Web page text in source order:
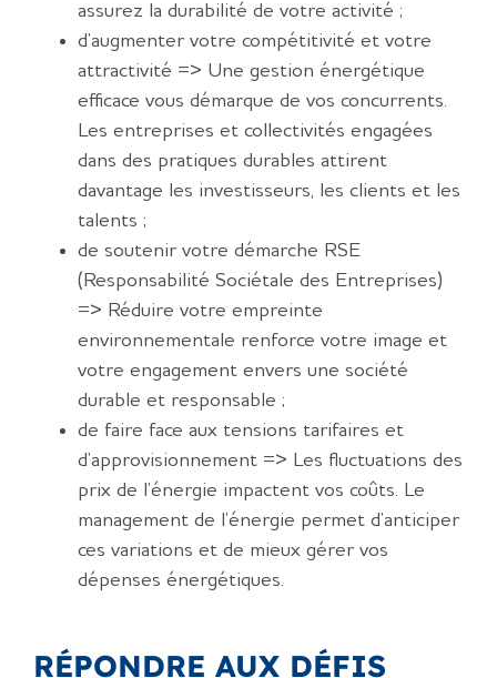
assurez la durabilité de votre activité ;
d’augmenter votre compétitivité et votre
attractivité => Une gestion énergétique
efficace vous démarque de vos concurrents.
Les entreprises et collectivités engagées
dans des pratiques durables attirent
davantage les investisseurs, les clients et les
talents ;
de soutenir votre démarche RSE
(Responsabilité Sociétale des Entreprises)
=> Réduire votre empreinte
environnementale renforce votre image et
votre engagement envers une société
durable et responsable ;
de faire face aux tensions tarifaires et
d’approvisionnement => Les fluctuations des
prix de l’énergie impactent vos coûts. Le
management de l’énergie permet d’anticiper
ces variations et de mieux gérer vos
dépenses énergétiques.
RÉPONDRE AUX DÉFIS